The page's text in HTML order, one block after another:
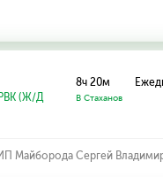
(Ж/Д
8ч 20м
В Стаханов
Майборода Сергей